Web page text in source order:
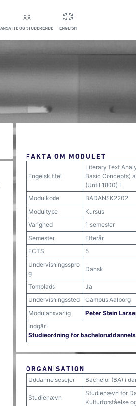
ANSATTE OG STUDERENDE ENGLISH
FAKTA OM MODULET
Engelsk titel
Literary Text
Basic Concepts)
(Until 1800) I
Modulkode
BADANSK2202
Modultype
Kursus
Varighed
1 semester
Semester
Efterår
ECTS
5
Undervisningsspro
g
Dansk
Tomplads
Ja
Undervisningssted
Campus Aalborg
Modulansvarlig
Peter Stein
Indgår i
Studieordning for
ORGANISATION
Uddannelsesejer Bachelor (BA) i
Studienævn
Studienævn for
Kulturforståelse